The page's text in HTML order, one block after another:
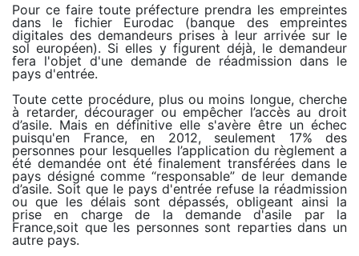
Pour ce faire toute préfecture prendra les empreintes
dans le fichier Eurodac (banque des empreintes
digitales des demandeurs prises à leur arrivée sur le
sol européen). Si elles y figurent déjà, le demandeur
fera l'objet d'une demande de réadmission dans le
pays d'entrée.
Toute cette procédure, plus ou moins longue, cherche
à retarder, décourager ou empêcher l’accès au droit
d’asile. Mais en définitive elle s'avère être un échec
puisqu'en France, en 2012, seulement 17% des
personnes pour lesquelles l’application du règlement a
été demandée ont été finalement transférées dans le
pays désigné comme “responsable” de leur demande
d’asile. Soit que le pays d'entrée refuse la réadmission
ou que les délais sont dépassés, obligeant ainsi la
prise en charge de la demande d'asile par la
France,soit que les personnes sont reparties dans un
autre pays.